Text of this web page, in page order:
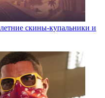
скины-купальники и